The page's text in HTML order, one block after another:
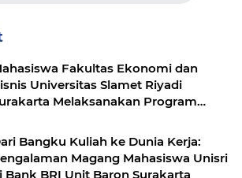
Fakultas Ekonomi dan
Universitas Slamet Riyadi
Melaksanakan Program
Kebakkramat Karanganyar
Bangku Kuliah ke Dunia Kerja:
Magang Mahasiswa Unisri
Bank BRI Unit Baron Surakarta